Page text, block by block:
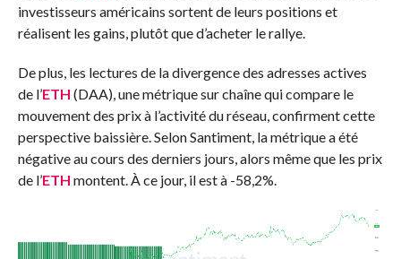
investisseurs américains sortent de leurs positions et
réalisent les gains, plutôt que d’acheter le rallye.
De plus, les lectures de la divergence des adresses actives
de l’ETH (DAA), une métrique sur chaîne qui compare le
mouvement des prix à l’activité du réseau, confirment cette
perspective baissière. Selon Santiment, la métrique a été
négative au cours des derniers jours, alors même que les prix
de l’ETH montent. À ce jour, il est à -58,2%.